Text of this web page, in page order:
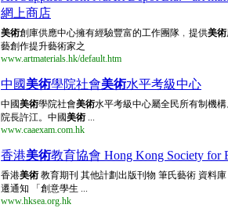
網上商店
美術創庫供應中心擁有經驗豐富的工作團隊﹐提供美術
藝創作提升藝術家之
www.artmaterials.hk/default.htm
中國美術學院社會美術水平考級中心
中國美術學院社會美術水平考級中心屬全民所有制機
院長許江。中國美術 ...
www.caaexam.com.hk
香港美術教育協會 Hong Kong Society for
香港美術 教育期刊 其他計劃出版刊物 筆氏藝術 資料
遷通知 「創意學生 ...
www.hksea.org.hk